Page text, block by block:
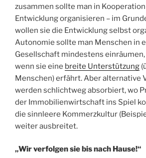
zusammen sollte man in
Entwicklung organisieren – im
wollen sie die Entwicklung selbst
Autonomie sollte man Menschen in
Gesellschaft mindestens einräumen,
wenn sie eine breite Unterstützung
Menschen) erfährt. Aber alternative
werden schlichtweg absorbiert, wo
der Immobilienwirtschaft ins Spiel
die sinnleere Kommerzkultur
weiter ausbreitet.
„Wir verfolgen sie bis nach Hause!“